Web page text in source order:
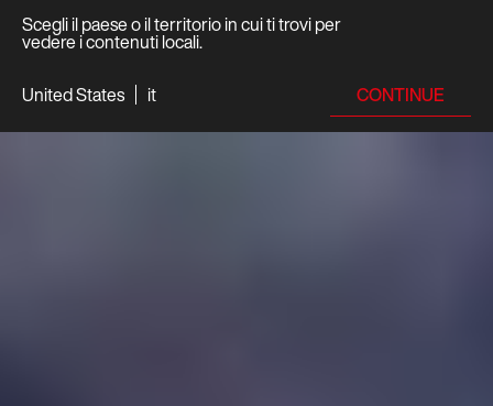
Scegli il paese o il territorio in cui ti trovi per
vedere i contenuti locali.
United States
it CONTINUE